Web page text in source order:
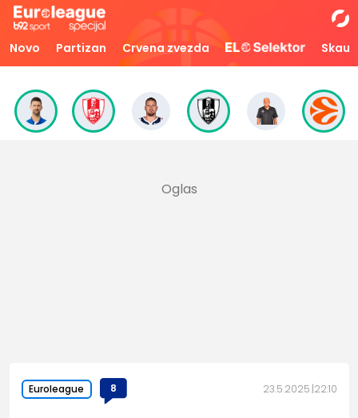
Novo Partizan Crvena zvezda Skaut
Euroleague 8 23.5.2025. 22:10